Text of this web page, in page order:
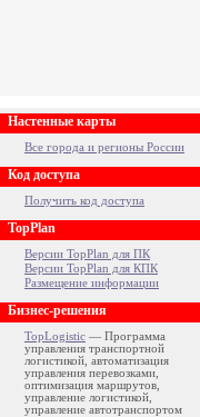
Настенные карты
Все города и регионы России
Код доступа
Получить код доступа
TopPlan
Версии TopPlan для ПК
Версии TopPlan для КПК
Размещение информации
Бизнес-решения
TopLogistic — Программа
управления транспортной
логистикой, автоматизация
управления перевозками,
оптимизация маршрутов,
управление логистикой,
управление автотранспортом